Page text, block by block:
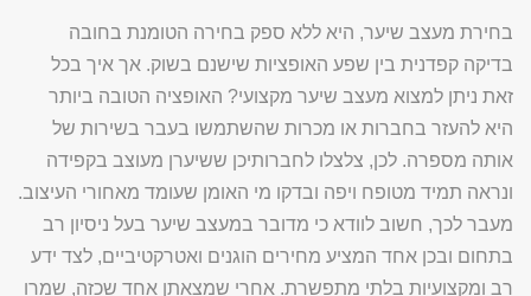
בחירת מעצב שיער, היא ללא ספק בחירה הטומנת בחובה
בדיקה קפדנית בין שפע האופציות שישנם בשוק. אך איך בכל
זאת ניתן למצוא מעצב שיער מקצועי? האופציה הטובה ביותר
היא להעזר בחברות או מכרות שהשתמשו בעבר בשירות של
אותה מספרה. לכן, צלצלו לחברותיכן ששיערן מעוצב בקפידה
ונראה תמיד מטופח ויפה ובדקו מי האומן שעומד מאחורי העיצוב.
מעבר לכך, חשוב לוודא כי מדובר במעצב שיער בעל ניסיון רב
בתחום ובכן אחד המציע מחירים הוגנים ואטרקטיביים, לצד ידע
רב ומקצועיות בלתי מתפשרת. אחרי שמצאתן אחד שכזה, שמרו